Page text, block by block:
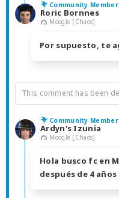
Community Member
Roric Bornnes
Moogle [Chaos]
Por supuesto, te
This comment has been
Community Member
Ardyn's Izunia
Moogle [Chaos]
Hola busco fc en
después de 4